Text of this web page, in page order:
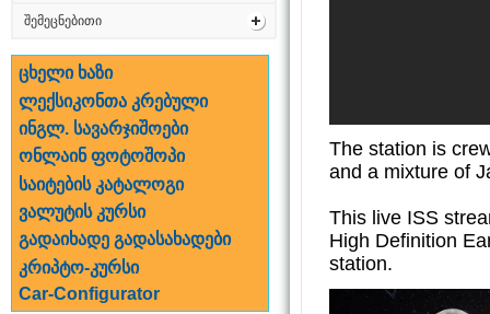
შემეცნებითი
ცხელი ხაზი
ლექსიკონთა კრებული
ინგლ. სავარჯიშოები
ონლაინ ფოტოშოპი
საიტების კატალოგი
ვალუტის კურსი
გადაიხადე გადასახადები
კრიპტო-კურსი
Car-Configurator
The station is
and a mixture of
This live ISS
High Definition
station.